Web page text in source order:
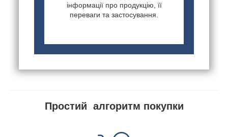
інформації про продукцію, її
переваги та застосування.
Простий алгоритм покупки